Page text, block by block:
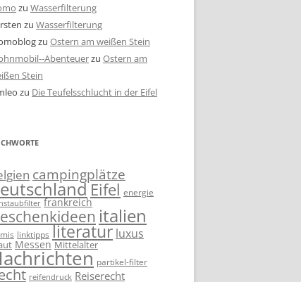
zu Wasserfilterung
zu Wasserfilterung
zu Ostern am weißen Stein
Abenteuerzu Ostern am
Stein
zu Die Teufelsschlucht in der Eifel
campingplätze
Eifel energie
frankreich
italien
linktipps literatur luxus
Messen Mittelalter
partikel-filter
reifendruck Reiserecht